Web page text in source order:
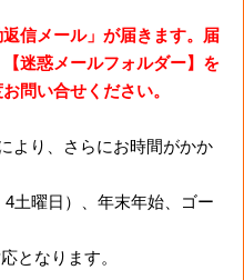
信メール」が届きます。届
迷惑メールフォルダー】を
問い合せください。
より、さらにお時間がかか
土曜日）、年末年始、ゴー
となります。